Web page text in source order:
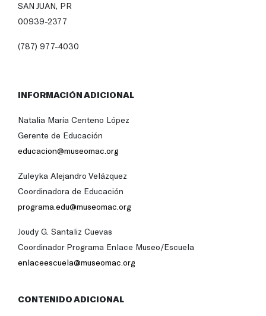
SAN JUAN, PR
00939-2377
(787) 977-4030
INFORMACIÓN ADICIONAL
Natalia María Centeno López
Gerente de Educación
educacion@museomac.org
Zuleyka Alejandro Velázquez
Coordinadora de Educación
programa.edu@museomac.org
Joudy G. Santaliz Cuevas
Coordinador Programa Enlace Museo/Escuela
enlaceescuela@museomac.org
CONTENIDO ADICIONAL